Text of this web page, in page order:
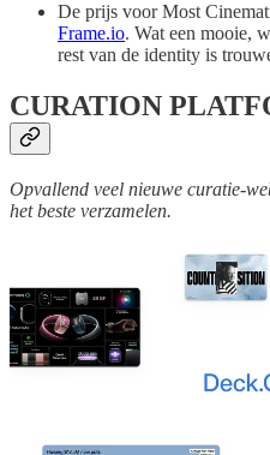
De prijs voor Most
Frame.io. Wat een mooie,
rest van de identity is
CURATION
Opvallend veel nieuwe curatie-
het beste verzamelen.